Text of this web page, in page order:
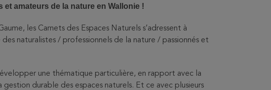
amateurs de la nature en Wallonie !
les Carnets des Espaces Naturels s’adressent à
des naturalistes / professionnels de la nature / passionnés et
une thématique particulière, en rapport avec la
durable des espaces naturels. Et ce avec plusieurs